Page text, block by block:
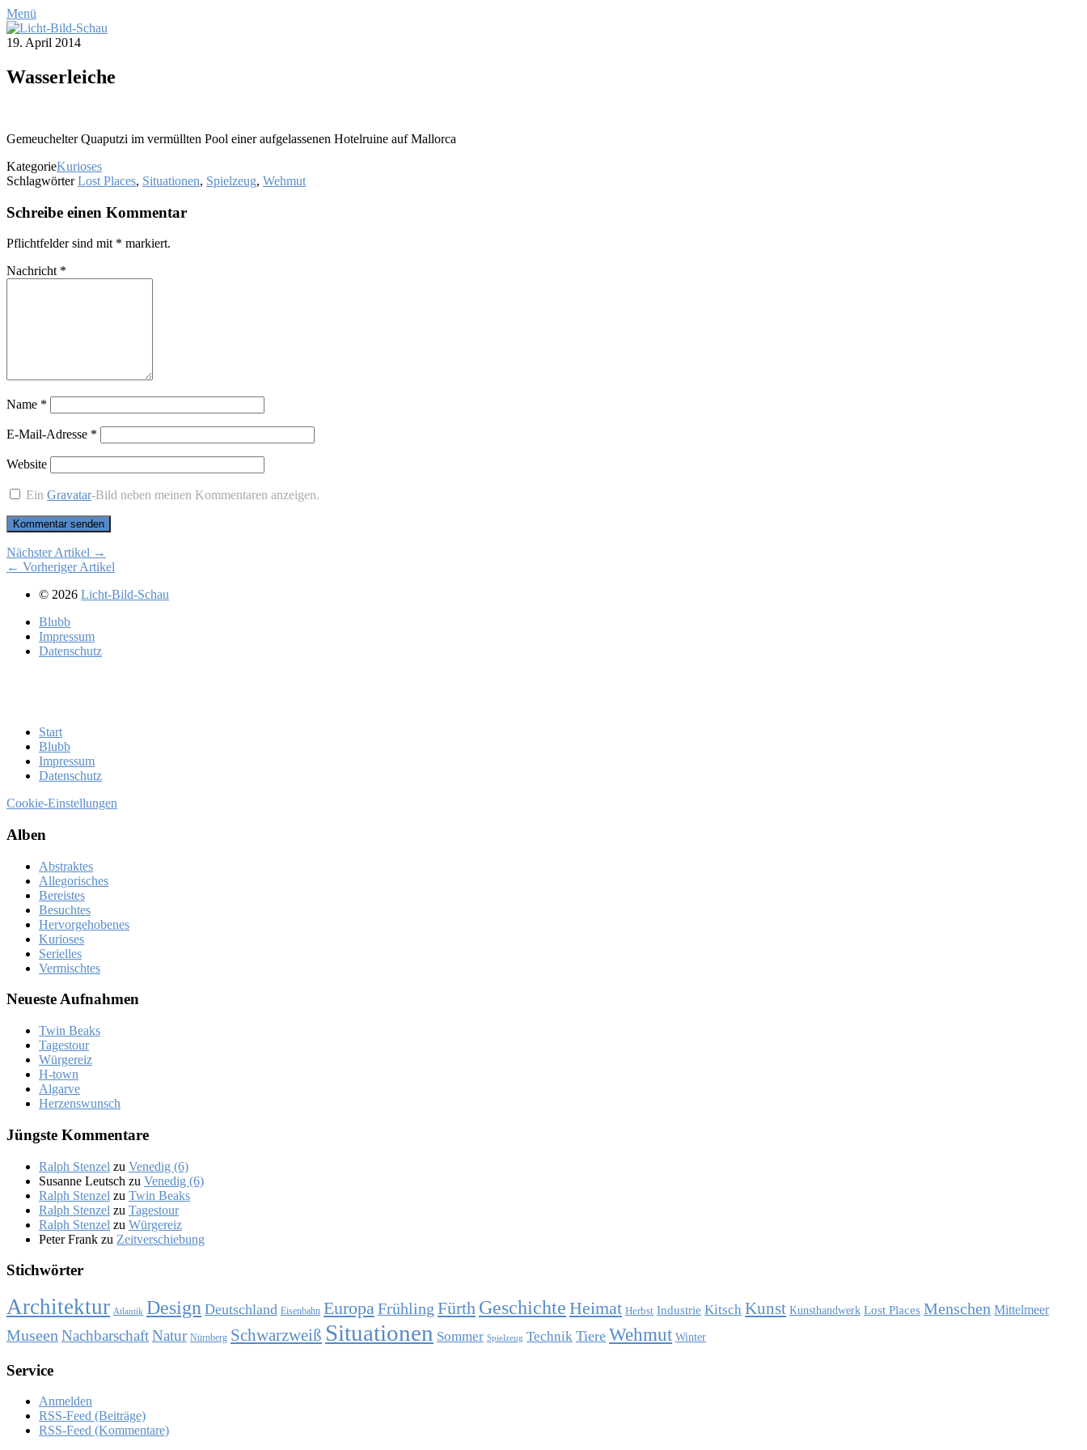
Menü
19. April 2014
Was­ser­lei­che
Ge­meu­chel­ter Qua­put­zi im ver­müll­ten Pool ei­ner auf­ge­las­se­nen Ho­tel­rui­ne auf Mal­lor­ca
KategorieKurioses
Schlagwörter Lost Places, Situationen, Spielzeug, Wehmut
Schreibe einen Kommentar
Pflichtfelder sind mit * markiert.
Nachricht *
Name *
E-Mail-Adresse *
Website
EinGravatar-Bild neben meinen Kommentaren anzeigen.
Nächster Artikel →
← Vorheriger Artikel
© 2026 Licht-Bild-Schau
Blubb
Im­pres­sum
Da­ten­schutz
Start
Blubb
Im­pres­sum
Da­ten­schutz
Cookie-Einstellungen
Al­ben
Abstraktes
Allegorisches
Bereistes
Besuchtes
Hervorgehobenes
Kurioses
Serielles
Vermischtes
Neue­ste Auf­nah­men
Twin Beaks
Ta­ges­tour
Wür­ge­reiz
H‑town
Al­gar­ve
Her­zens­wunsch
Jüng­ste Kom­men­ta­re
Ralph Stenzel zu Ve­ne­dig (6)
Susanne Leutsch zu Ve­ne­dig (6)
Ralph Stenzel zu Twin Beaks
Ralph Stenzel zu Ta­ges­tour
Ralph Stenzel zu Wür­ge­reiz
Peter Frank zu Zeit­ver­schie­bung
Stich­wör­ter
Architektur Atlantik Design Deutschland Eisenbahn EuropaFrühling Fürth Geschichte Heimat Herbst Industrie Kitsch Kunst Kunsthandwerk Lost Places Menschen Mittelmeer
Museen NachbarschaftNatur Nürnberg Schwarzweiß Situationen Sommer Spielzeug Technik Tiere Wehmut Winter
Ser­vice
Anmelden
RSS-Feed (Beiträge)
RSS-Feed (Kommentare)